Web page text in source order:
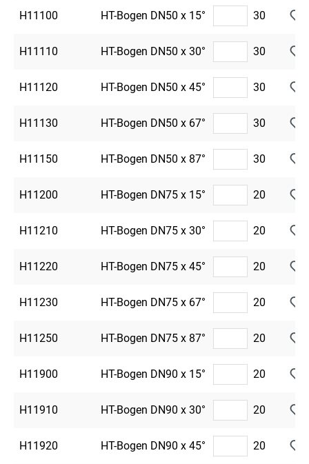
H11100 HT-Bogen DN50 x 15° 30
H11110 HT-Bogen DN50 x 30° 30
H11120 HT-Bogen DN50 x 45° 30
H11130 HT-Bogen DN50 x 67° 30
H11150 HT-Bogen DN50 x 87° 30
H11200 HT-Bogen DN75 x 15° 20
H11210 HT-Bogen DN75 x 30° 20
H11220 HT-Bogen DN75 x 45° 20
H11230 HT-Bogen DN75 x 67° 20
H11250 HT-Bogen DN75 x 87° 20
H11900 HT-Bogen DN90 x 15° 20
H11910 HT-Bogen DN90 x 30° 20
H11920 HT-Bogen DN90 x 45° 20